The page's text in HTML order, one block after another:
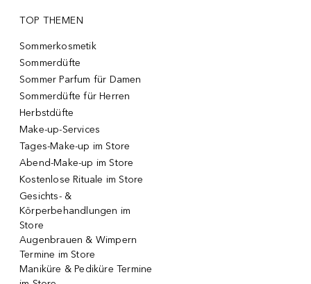
TOP THEMEN
Sommerkosmetik
Sommerdüfte
Sommer Parfum für Damen
Sommerdüfte für Herren
Herbstdüfte
Make-up-Services
Tages-Make-up im Store
Abend-Make-up im Store
Kostenlose Rituale im Store
Gesichts- &
Körperbehandlungen im
Store
Augenbrauen & Wimpern
Termine im Store
Maniküre & Pediküre Termine